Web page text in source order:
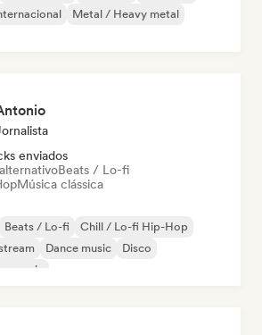
Metal / Heavy metal
enviados
Beats / Lo-fi
Música clássica
Beats / Lo-fi
Chill / Lo-fi Hip-Hop
Dance music
Disco
music